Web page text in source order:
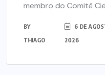
membro do Comitê
BY
THIAGO
6 DE
2026